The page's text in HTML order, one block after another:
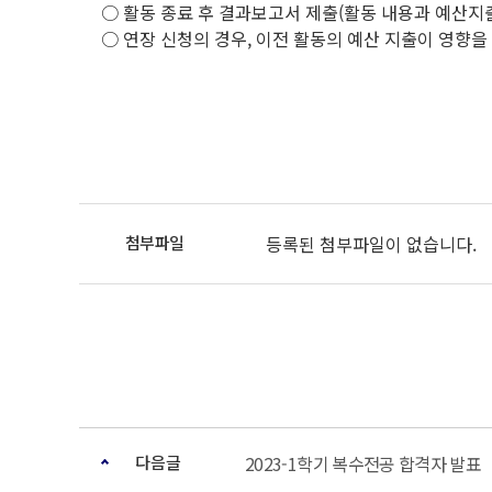
○ 활동 종료 후 결과보고서 제출(활동 내용과 예산지
○ 연장 신청의 경우, 이전 활동의 예산 지출이 영향
등록된 첨부파일이 없습니다.
다음글 2023-1학기 복수전공 합격자 발표